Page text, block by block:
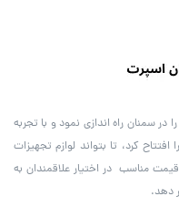
رسمی خود را در سمنان راه اندازی نمود و با تجربه
خود را افتتاح کرد، تا بتواند لوازم تجهیزات
مناسب در اختیار علاقمندان به
دهد.